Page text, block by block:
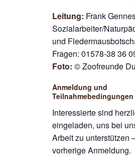
Leitung: Frank
Sozialarbeiter/
und
Fragen: 01578-38 36
Foto: © Zoofreunde
Anmeldung und
Teilnahmebedingungen
Interessierte sind
eingeladen, uns bei
Arbeit zu unterstützen
vorherige Anmeldung.